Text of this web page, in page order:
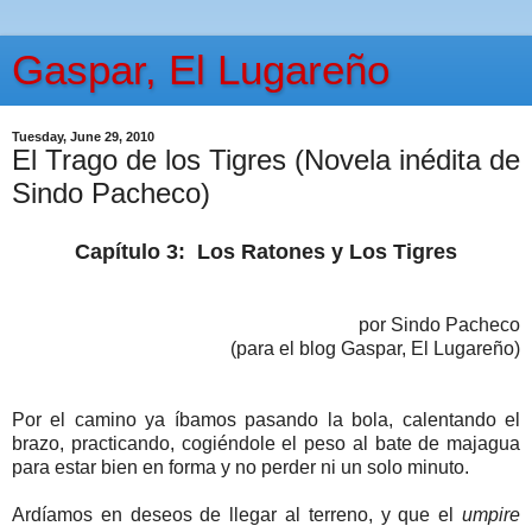
Gaspar, El Lugareño
Tuesday, June 29, 2010
El Trago de los Tigres (Novela inédita de
Sindo Pacheco)
Capítulo 3: Los Ratones y Los Tigres
por Sindo Pacheco
(para el blog Gaspar, El Lugareño)
Por el camino ya íbamos pasando la bola, calentando el
brazo, practicando, cogiéndole el peso al bate de majagua
para estar bien en forma y no perder ni un solo minuto.
Ardíamos en deseos de llegar al terreno, y que el umpire